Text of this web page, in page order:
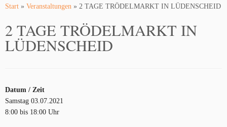
Inhalt
Start » Veranstaltungen » 2 TAGE TRÖDELMARKT IN LÜDENSCHEID
2 TAGE TRÖDELMARKT IN
LÜDENSCHEID
Datum / Zeit
Samstag 03.07.2021
8:00 bis 18:00 Uhr